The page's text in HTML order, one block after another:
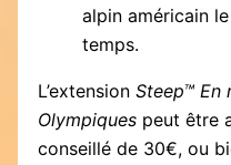
alpin américain
temps.
L’extension Steep™ En
Olympiques peut être
conseillé de 30€, ou